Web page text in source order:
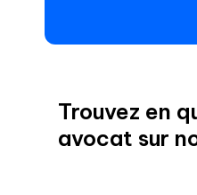
Trouvez en
avocat sur